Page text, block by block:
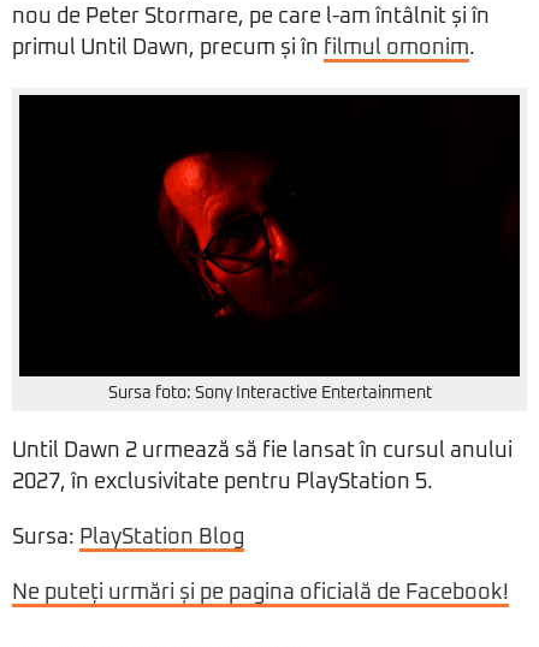
nou de Peter Stormare, pe care l-am întâlnit și în
primul Until Dawn, precum și în filmul omonim.
Sursa foto: Sony Interactive Entertainment
Until Dawn 2 urmează să fie lansat în cursul anului
2027, în exclusivitate pentru PlayStation 5.
Sursa: PlayStation Blog
Ne puteți urmări și pe pagina oficială de Facebook!